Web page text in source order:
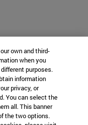
own and third-
when you
purposes.
information
privacy, or
You can select the
all. This banner
the two options.